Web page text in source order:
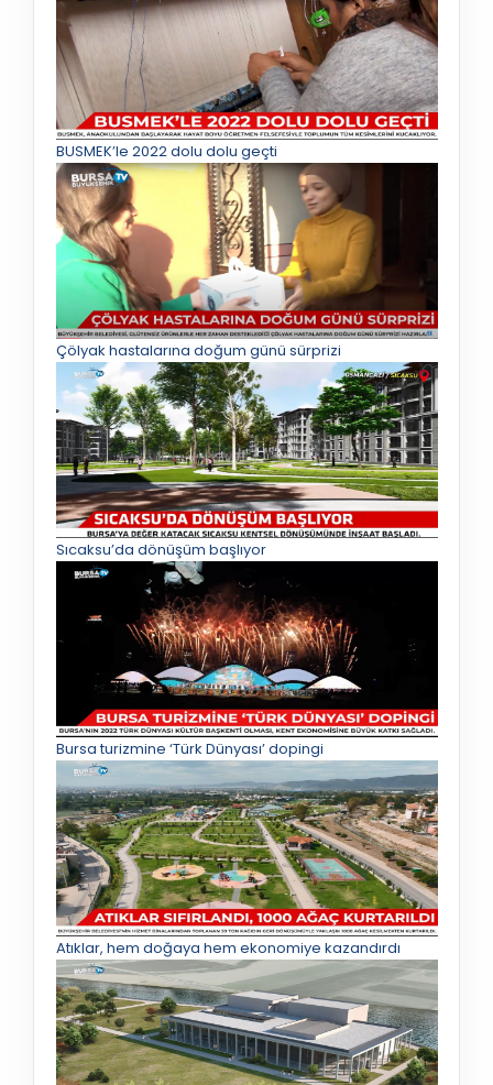
BUSMEK’le 2022 dolu dolu geçti
Çölyak hastalarına doğum günü sürprizi
Sıcaksu’da dönüşüm başlıyor
Bursa turizmine ‘Türk Dünyası’ dopingi
Atıklar, hem doğaya hem ekonomiye kazandırdı